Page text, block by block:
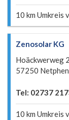
10 km Umkreis
Zenosolar KG
Hoäckwerweg 2
57250 Netphen
Tel: 02737
10 km Umkreis